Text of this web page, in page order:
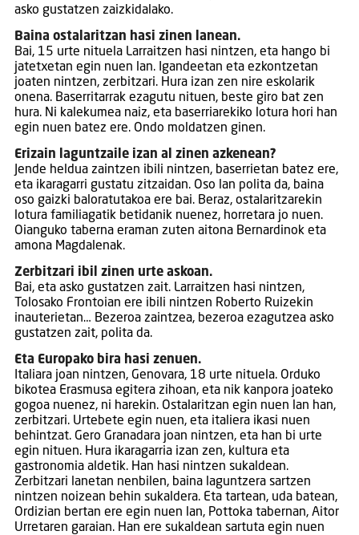
asko gustatzen zaizkidalako.
Baina ostalaritzan hasi zinen lanean.
Bai, 15 urte nituela Larraitzen hasi nintzen, eta hango bi
jatetxetan egin nuen lan. Igandeetan eta ezkontzetan
joaten nintzen, zerbitzari. Hura izan zen nire eskolarik
onena. Baserritarrak ezagutu nituen, beste giro bat zen
hura. Ni kalekumea naiz, eta baserriarekiko lotura hori han
egin nuen batez ere. Ondo moldatzen ginen.
Erizain laguntzaile izan al zinen azkenean?
Jende heldua zaintzen ibili nintzen, baserrietan batez ere,
eta ikaragarri gustatu zitzaidan. Oso lan polita da, baina
oso gaizki baloratutakoa ere bai. Beraz, ostalaritzarekin
lotura familiagatik betidanik nuenez, horretara jo nuen.
Oianguko taberna eraman zuten aitona Bernardinok eta
amona Magdalenak.
Zerbitzari ibil zinen urte askoan.
Bai, eta asko gustatzen zait. Larraitzen hasi nintzen,
Tolosako Frontoian ere ibili nintzen Roberto Ruizekin
inauterietan… Bezeroa zaintzea, bezeroa ezagutzea asko
gustatzen zait, polita da.
Eta Europako bira hasi zenuen.
Italiara joan nintzen, Genovara, 18 urte nituela. Orduko
bikotea Erasmusa egitera zihoan, eta nik kanpora joateko
gogoa nuenez, ni harekin. Ostalaritzan egin nuen lan han,
zerbitzari. Urtebete egin nuen, eta italiera ikasi nuen
behintzat. Gero Granadara joan nintzen, eta han bi urte
egin nituen. Hura ikaragarria izan zen, kultura eta
gastronomia aldetik. Han hasi nintzen sukaldean.
Zerbitzari lanetan nenbilen, baina laguntzera sartzen
nintzen noizean behin sukaldera. Eta tartean, uda batean,
Ordizian bertan ere egin nuen lan, Pottoka tabernan, Aitor
Urretaren garaian. Han ere sukaldean sartuta egin nuen